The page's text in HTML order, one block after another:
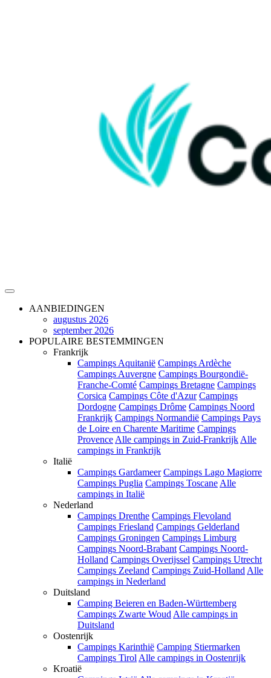
AANBIEDINGEN
augustus 2026
september 2026
POPULAIRE BESTEMMINGEN
Frankrijk
Campings Aquitanië Campings Ardèche
Campings Auvergne Campings Bourgondië-
Franche-Comté Campings Bretagne Campings
Corsica Campings Côte d'Azur Campings
Dordogne Campings Drôme Campings Noord
Frankrijk Campings Normandië Campings Pays
de Loire en Charente Maritime Campings
Provence Alle campings in Zuid-Frankrijk Alle
campings in Frankrijk
Italië
Campings Gardameer Campings Lago Magiorre
Campings Puglia Campings Toscane Alle
campings in Italië
Nederland
Campings Drenthe Campings Flevoland
Campings Friesland Campings Gelderland
Campings Groningen Campings Limburg
Campings Noord-Brabant Campings Noord-
Holland Campings Overijssel Campings Utrecht
Campings Zeeland Campings Zuid-Holland Alle
campings in Nederland
Duitsland
Camping Beieren en Baden-Württemberg
Campings Zwarte Woud Alle campings in
Duitsland
Oostenrijk
Campings Karinthië Camping Stiermarken
Campings Tirol Alle campings in Oostenrijk
Kroatië